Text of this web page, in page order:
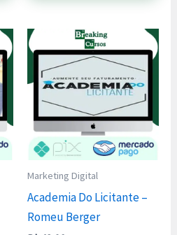
Marketing Digital
Academia Do Licitante –
Romeu Berger